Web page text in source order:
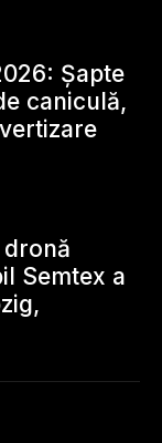
Șapte
caniculă,
Semtex a